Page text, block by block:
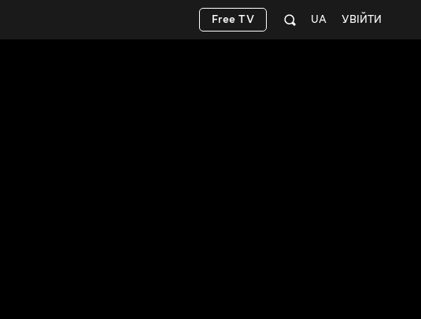
УВІЙТИ
UA
Free TV